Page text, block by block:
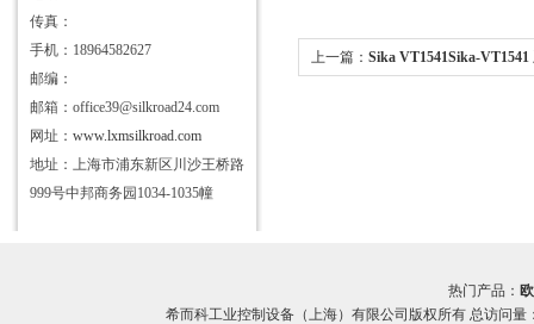
传真：
手机：18964582627
邮编：
邮箱：office39@silkroad24.com
网址： www.lxmsilkroad.com
地址：上海市浦东新区川沙王桥路
999号中邦商务园1034-1035幢
上一篇： Sika VT1541Sika-
热门产品：
希而科工业控制设备（上海）有限公司版权所有 总访问量